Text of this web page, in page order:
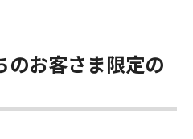
お客さま限定の